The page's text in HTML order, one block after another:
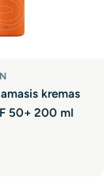
kremas
50+ 200 ml